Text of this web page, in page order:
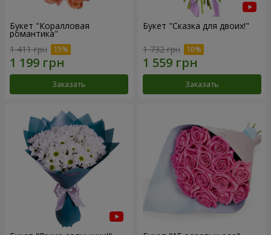
Букет "Коралловая
романтика"
1 411 грн
Заказать
Букет "Сказка для двоих!"
1 732 грн
Заказать